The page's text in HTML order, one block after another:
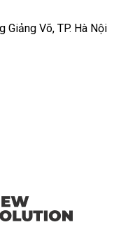
Giảng Võ, TP. Hà Nội